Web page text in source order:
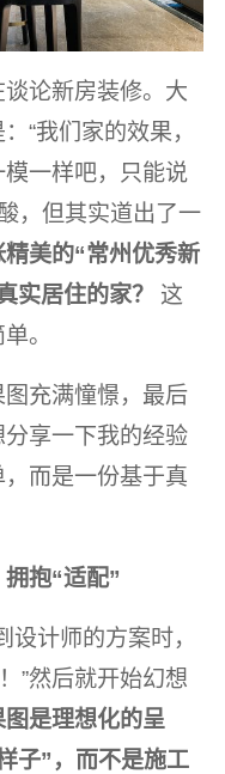
论新房装修。大
“我们家的效果，
一样吧，只能说
，但其实道出了一
美的“常州优秀新
实居住的家？
这
。
充满憧憬，最后
享一下我的经验
而是一份基于真
抱“适配”
计师的方案时，
”然后就开始幻想
图是理想化的呈
子”，而不是施工